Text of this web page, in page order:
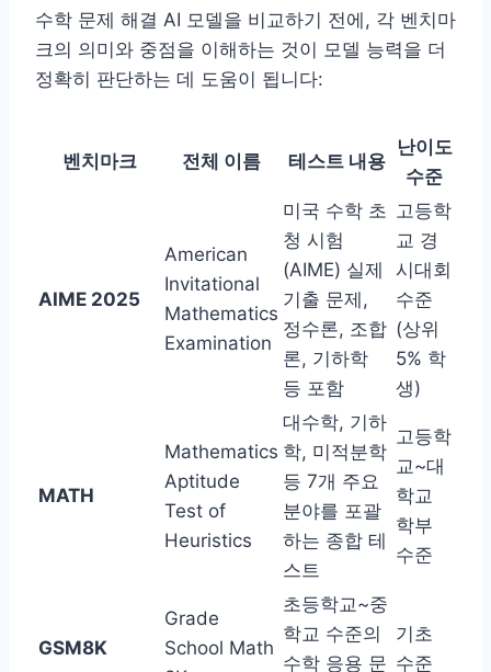
수학 문제 해결 AI 모델을 비교하기 전에, 각 벤치마
크의 의미와 중점을 이해하는 것이 모델 능력을 더
정확히 판단하는 데 도움이 됩니다:
벤치마크 전체 이름 테스트 내용
난이도
수준
AIME 2025
American
Invitational
Mathematics
Examination
미국 수학 초
청 시험
(AIME) 실제
기출 문제,
정수론, 조합
론, 기하학
등 포함
고등학
교 경
시대회
수준
(상위
5% 학
생)
MATH
Mathematics
Aptitude
Test of
Heuristics
대수학, 기하
학, 미적분학
등 7개 주요
분야를 포괄
하는 종합 테
스트
고등학
교~대
학교
학부
수준
GSM8K
Grade
School Math
초등학교~중
학교 수준의
수학 응용 문
기초
수준